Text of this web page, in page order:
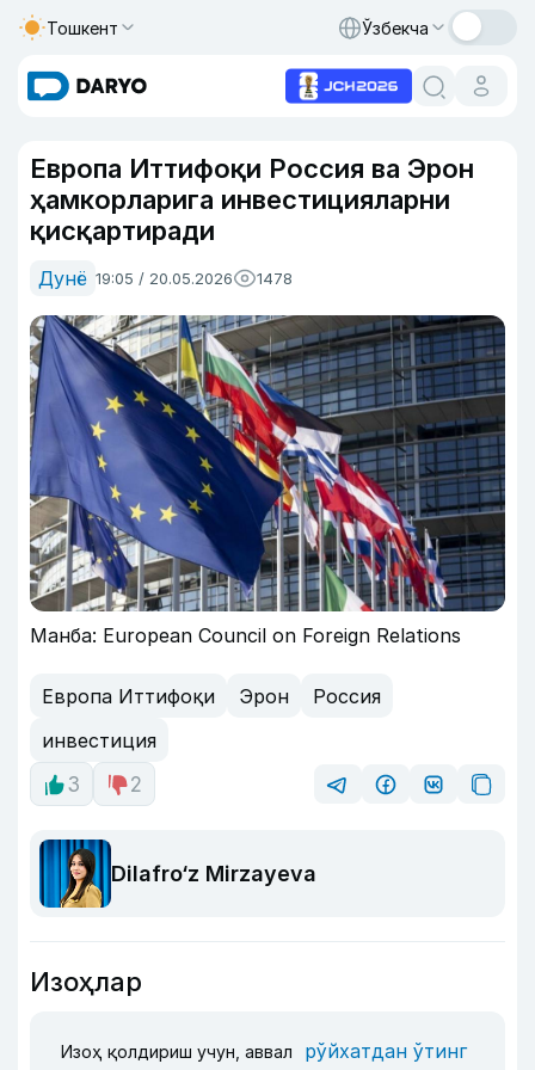
Тошкент Ўзбекча
Европа Иттифоқи Россия ва Эрон
ҳамкорларига инвестицияларни
қисқартиради
Дунё 19:05 / 20.05.2026 1478
Манба: European Council on Foreign Relations
Европа Иттифоқи Эрон
Россия
инвестиция
3
2
Dilafro‘z Mirzayeva
Изоҳлар
Изоҳ қолдириш учун, аввал рўйхатдан ўтинг